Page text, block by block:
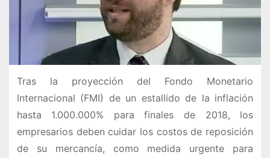
Tras la proyección del Fondo Monetario
Internacional (FMI) de un estallido de la inflación
hasta 1.000.000% para finales de 2018, los
empresarios deben cuidar los costos de reposición
de su mercancía, como medida urgente para